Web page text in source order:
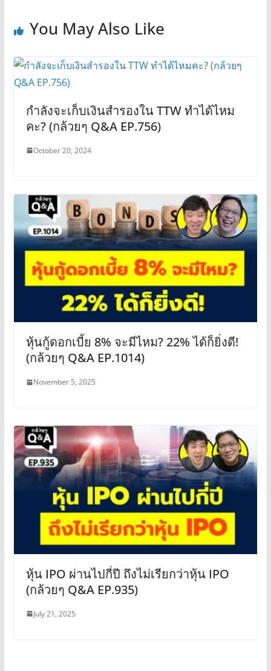
You May Also Like
กำลังจะเก็บเงินสำรองใน TTW ทำได้ไหม
คะ? (กล้วยๆ Q&A EP.756)
October 20, 2024
หุ้นกู้ดอกเบี้ย 8% จะมีไหม? 22% ได้ก็ยิ่งดี!
(กล้วยๆ Q&A EP.1014)
November 5, 2025
หุ้น IPO ผ่านไปกี่ปี ถึงไม่เรียกว่าหุ้น IPO
(กล้วยๆ Q&A EP.935)
July 21, 2025